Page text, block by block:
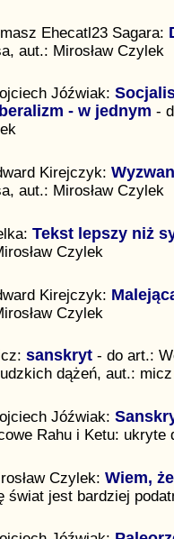
Ehecatl23 Sagara:
aut.: Mirosław Czylek
Jóźwiak:
- w jednym -
Kirejczyk:
aut.: Mirosław Czylek
Tekst lepszy niż
Czylek
Kirejczyk:
Czylek
sanskryt - do art.:
dążeń, aut.: micz
Jóźwiak:
Rahu i Ketu:
Czylek: Wiem,
świat jest bardziej